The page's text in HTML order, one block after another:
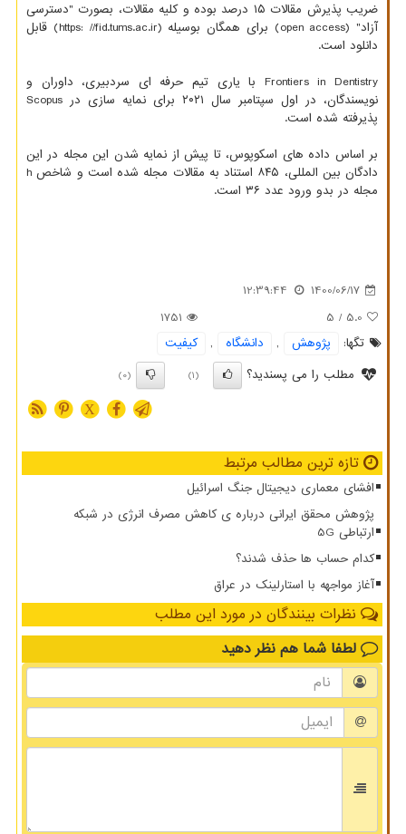
ضریب پذیرش مقالات ۱۵ درصد بوده و کلیه مقالات، بصورت "دسترسی
آزاد" (open access) برای همگان بوسیله (https: //fid.tums.ac.ir) قابل
دانلود است.
Frontiers in Dentistry با یاری تیم حرفه ای سردبیری، داوران و
نویسندگان، در اول سپتامبر سال ۲۰۲۱ برای نمایه سازی در Scopus
پذیرفته شده است.
بر اساس داده های اسکوپوس، تا پیش از نمایه شدن این مجله در این
دادگان بین المللی، ۸۴۵ استناد به مقالات مجله شده است و شاخص h
مجله در بدو ورود عدد ۳۶ است.
1400/06/17
12:39:44
5.0
/ 5
1751
تگها:
پژوهش , دانشگاه ,
كیفیت
مطلب را می پسندید؟
(1)
(0)
X
تازه ترین مطالب مرتبط
افشای معماری دیجیتال جنگ اسرائیل
پژوهش محقق ایرانی درباره ی کاهش مصرف انرژی در شبکه
ارتباطی 5G
کدام حساب ها حذف شدند؟
آغاز مواجهه با استارلینک در عراق
نظرات بینندگان در مورد این مطلب
لطفا شما هم نظر دهید